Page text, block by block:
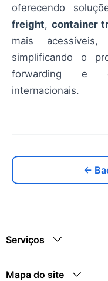
oferecendo
freight, container
mais
simplificando o
forwarding e
internacionais.
←
Serviços
Mapa do site